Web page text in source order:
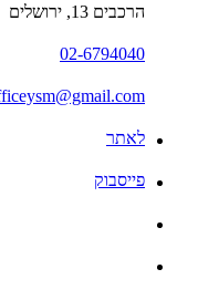
הרכבים 13, ירושלים
02-6794040
לאתר
פייסבוק